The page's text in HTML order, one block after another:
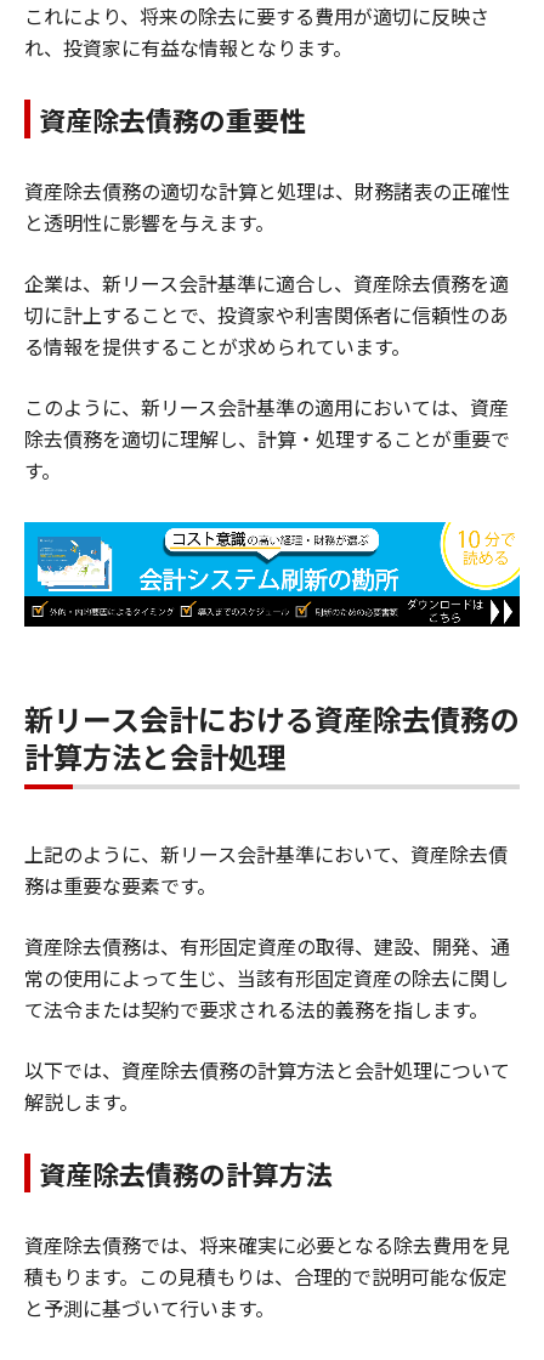
これにより、将来の除去に要する費用が適切に反映さ
れ、投資家に有益な情報となります。
資産除去債務の重要性
資産除去債務の適切な計算と処理は、財務諸表の正確性
と透明性に影響を与えます。
企業は、新リース会計基準に適合し、資産除去債務を適
切に計上することで、投資家や利害関係者に信頼性のあ
る情報を提供することが求められています。
このように、新リース会計基準の適用においては、資産
除去債務を適切に理解し、計算・処理することが重要で
す。
新リース会計における資産除去債務の
計算方法と会計処理
上記のように、新リース会計基準において、資産除去債
務は重要な要素です。
資産除去債務は、有形固定資産の取得、建設、開発、通
常の使用によって生じ、当該有形固定資産の除去に関し
て法令または契約で要求される法的義務を指します。
以下では、資産除去債務の計算方法と会計処理について
解説します。
資産除去債務の計算方法
資産除去債務では、将来確実に必要となる除去費用を見
積もります。この見積もりは、合理的で説明可能な仮定
と予測に基づいて行います。